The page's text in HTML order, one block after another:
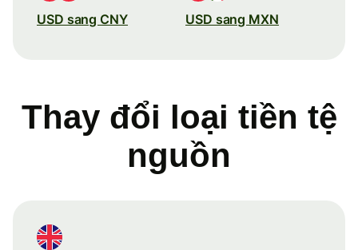
USD sang CNY USD sang MXN
Thay đổi loại tiền tệ
nguồn